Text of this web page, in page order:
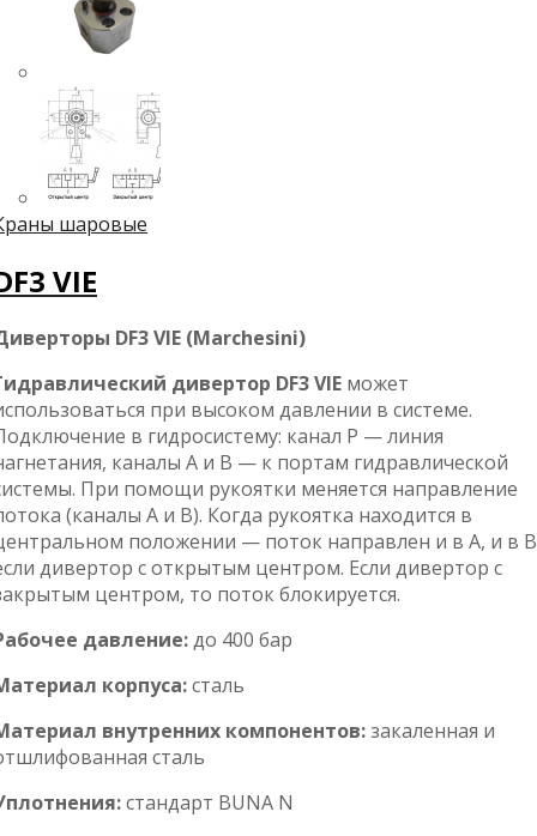
шаровые
VIE
DF3 VIE (Marchesini)
дивертор DF3 VIE может
при высоком давлении в системе.
в гидросистему: канал P — линия
каналы A и B — к портам гидравлической
При помощи рукоятки меняется направление
(каналы А и В). Когда рукоятка находится в
положении — поток направлен и в A, и в
дивертор с открытым центром. Если дивертор с
центром, то поток блокируется.
давление:до 400 бар
корпуса:сталь
внутренних компонентов:закаленная и
сталь
стандарт BUNA N